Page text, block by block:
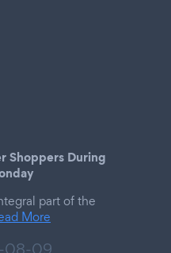
Shoppers During
part of the
More
08-09